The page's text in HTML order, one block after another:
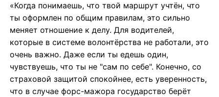
«Когда понимаешь, что твой маршрут учтён, что
ты оформлен по общим правилам, это сильно
меняет отношение к делу. Для водителей,
которые в системе волонтёрства не работали, это
очень важно. Даже если ты едешь один,
чувствуешь, что ты не "сам по себе". Конечно, со
страховой защитой спокойнее, есть уверенность,
что в случае форс-мажора государство берёт